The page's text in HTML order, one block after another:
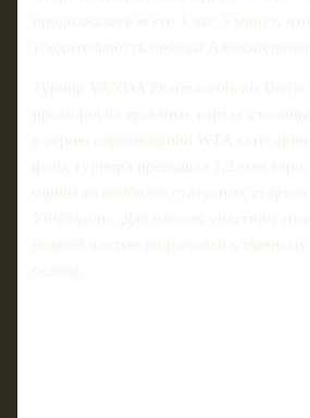
продолжалась всего 1 час 5 минут,
убедительность победы
Турнир VANDA Pharmaceuticals Berlin
проходил на травяных кортах
в серию соревнований WTA
фонд турнира превышал 1,2 млн евро,
одним из наиболее статусных стартов
Уимблдона. Для многих участниц
важной частью подготовки к
сезона.